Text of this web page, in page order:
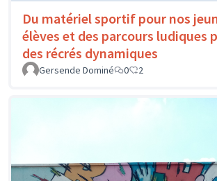
Du matériel sportif pour nos
élèves et des parcours ludiques
des récrés dynamiques
Gersende Dominé 0 2